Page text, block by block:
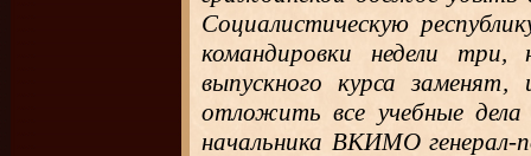
Социалистическую
командировки недели
выпускного курса
отложить все учебные
начальника ВКИМО